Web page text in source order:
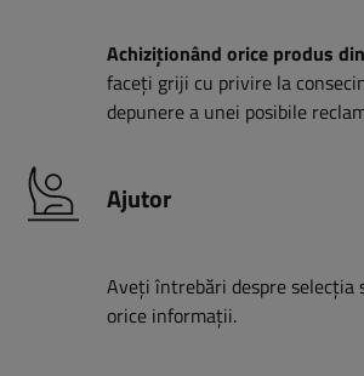
Achiziționând orice produs
faceți griji cu privire la
depunere a unei posibile
Ajutor
Aveți întrebări despre
orice informații.